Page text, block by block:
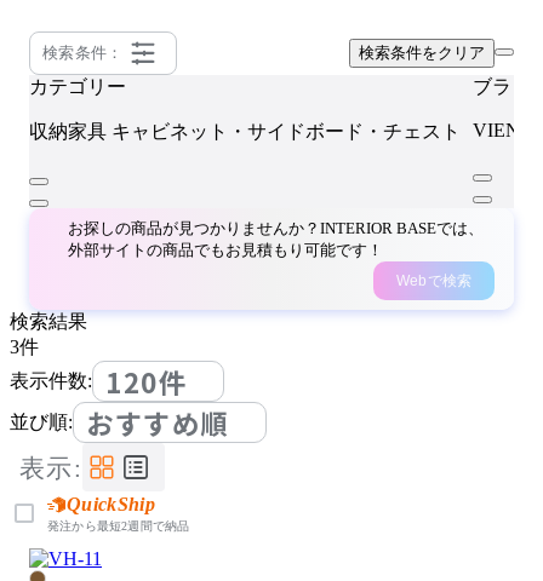
検索条件： 検索条件をクリア
カテゴリー
収納家具 キャビネット・サイドボード・チェスト
ブラン
お探しの商品が見つかりませんか？INTERIOR BASEでは、
外部サイトの商品でもお見積もり可能です！
Webで検索
検索結果
3件
表示件数:
120件
並び順: おすすめ順
表示:
QuickShip
発注から最短2週間で納品